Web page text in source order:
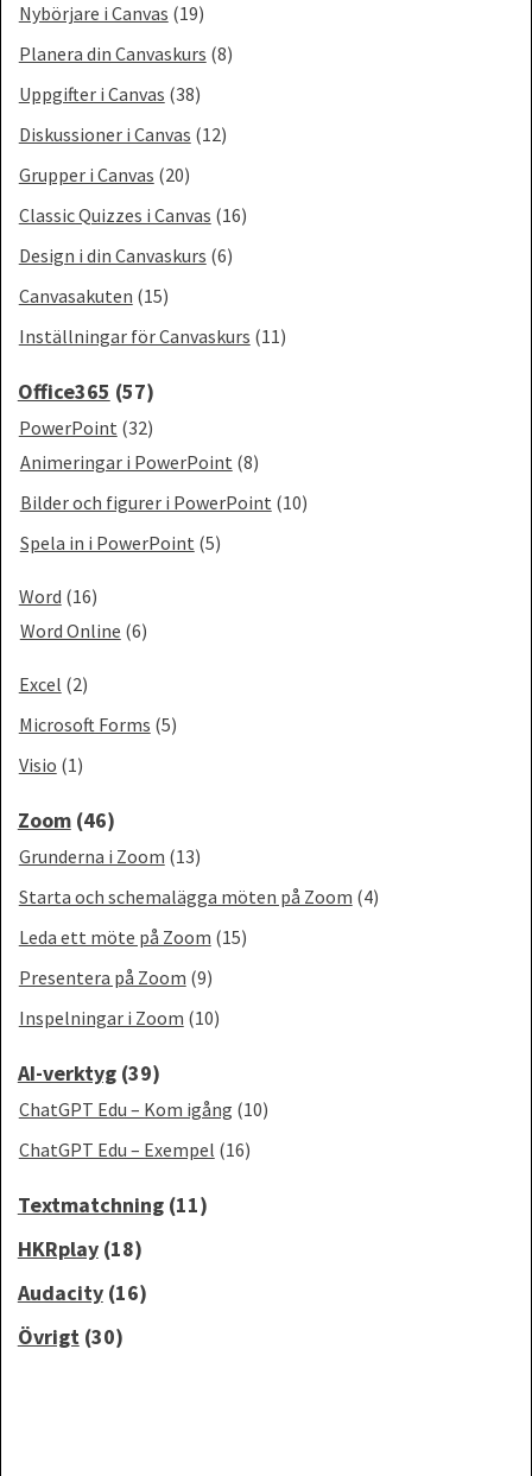
Nybörjare i Canvas (19)
Planera din Canvaskurs (8)
Uppgifter i Canvas (38)
Diskussioner i Canvas (12)
Grupper i Canvas (20)
Classic Quizzes i Canvas (16)
Design i din Canvaskurs (6)
Canvasakuten (15)
Inställningar för Canvaskurs (11)
Office365 (57)
PowerPoint (32)
Animeringar i PowerPoint (8)
Bilder och figurer i PowerPoint (10)
Spela in i PowerPoint (5)
Word (16)
Word Online (6)
Excel (2)
Microsoft Forms (5)
Visio (1)
Zoom(46)
Grunderna i Zoom (13)
Starta och schemalägga möten på Zoom (4)
Leda ett möte på Zoom (15)
Presentera på Zoom (9)
Inspelningar i Zoom (10)
AI-verktyg(39)
ChatGPT Edu – Kom igång (10)
ChatGPT Edu – Exempel (16)
Textmatchning(11)
HKRplay(18)
Audacity(16)
Övrigt(30)